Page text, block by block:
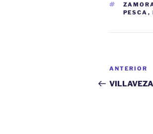
PESCA ,
de
Entrada
anterior:
ANTERIOR